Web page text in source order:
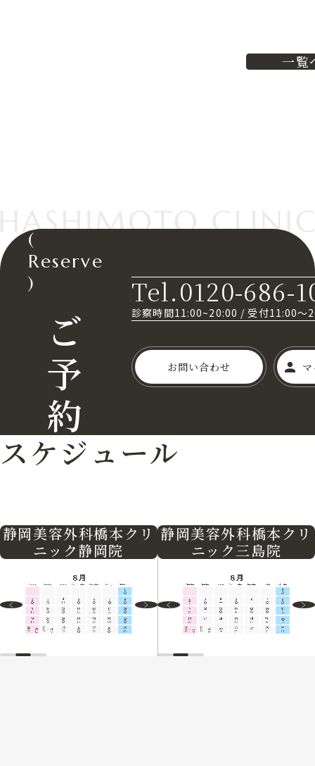
一覧
(
Reserve
)
ご
予
約
Tel.0120-686-
診察時間11:00~20:00 / 受付11:00～
お問い合わせ
スケジュール
静岡美容外科橋本クリ
ニック静岡院
静岡美容外科橋本クリ
ニック三島院